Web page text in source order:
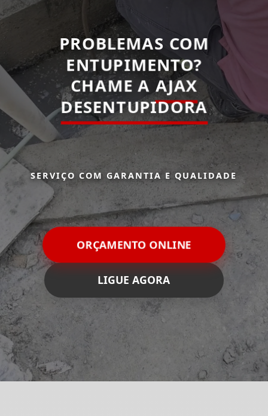
PROBLEMAS COM
ENTUPIMENTO?
CHAME A AJAX
DESENTUPIDORA
SERVIÇO COM GARANTIA E QUALIDADE
ORÇAMENTO ONLINE
LIGUE AGORA